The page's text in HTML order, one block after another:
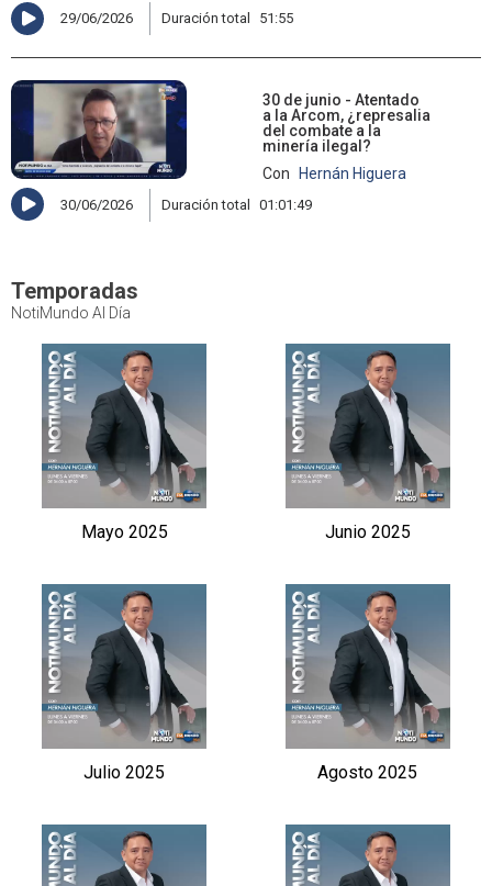
29/06/2026 Duración total 51:55
30 de junio - Atentado
a la Arcom, ¿represalia
del combate a la
minería ilegal?
Con
Hernán Higuera
30/06/2026 Duración total 01:01:49
Temporadas
NotiMundo Al Día
Mayo 2025 Junio 2025
Julio 2025 Agosto 2025